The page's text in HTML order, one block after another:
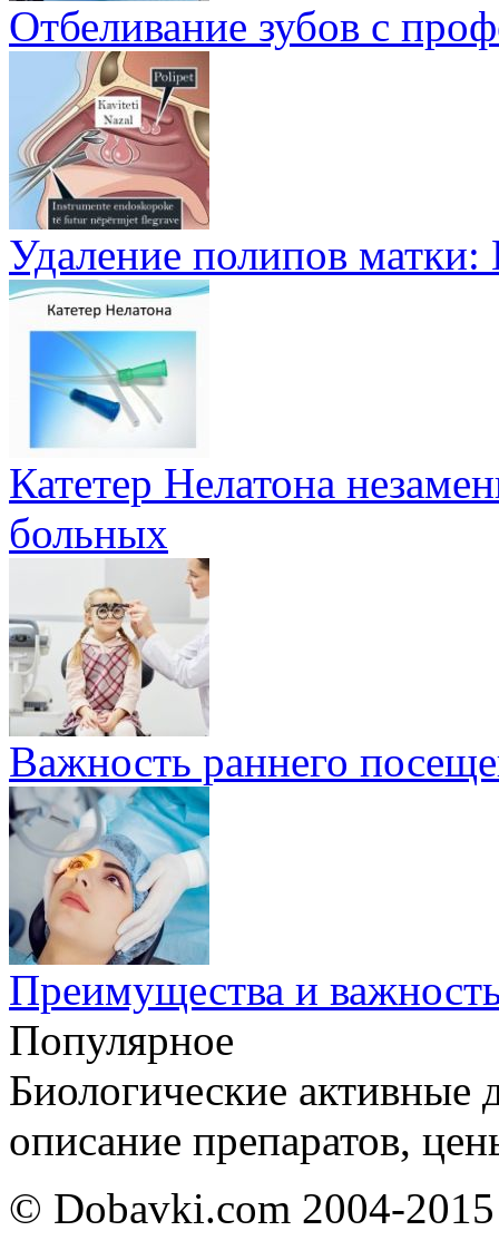
Отбеливание зубов с
Удаление полипов
Катетер Нелатона
больных
Важность раннего
Преимущества и
Популярное
Биологические активные
описание препаратов,
© Dobavki.com 2004-2015